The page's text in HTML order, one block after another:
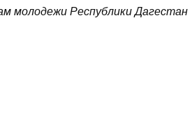
молодежи Республики Дагестан